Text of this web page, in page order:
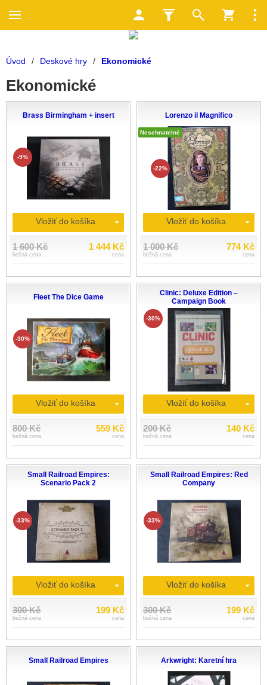
Úvod / Deskové hry / Ekonomické
Ekonomické
Brass Birmingham + insert
-9%
Vložiť do košíka
1 600 Kč
bežná cena
1 444 Kč
cena
Lorenzo il Magnifico
Nesehnatelné
-22%
Vložiť do košíka
1 000 Kč
bežná cena
774 Kč
cena
Fleet The Dice Game
-30%
Vložiť do košíka
800 Kč
bežná cena
559 Kč
cena
Clinic: Deluxe Edition –
Campaign Book
-30%
Vložiť do košíka
200 Kč
bežná cena
140 Kč
cena
Small Railroad Empires:
Scenario Pack 2
-33%
Vložiť do košíka
300 Kč
bežná cena
199 Kč
cena
Small Railroad Empires: Red
Company
-33%
Vložiť do košíka
300 Kč
bežná cena
199 Kč
cena
Small Railroad Empires Arkwright: Karetní hra